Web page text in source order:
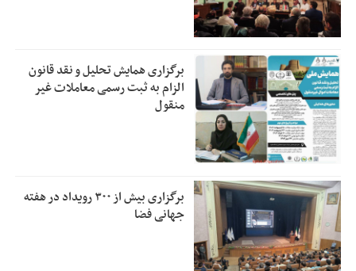
برگزاری همایش تحلیل و نقد قانون
الزام به ثبت رسمی معاملات غیر
منقول
برگزاری بیش از ۳۰۰ رویداد در هفته
جهانی فضا